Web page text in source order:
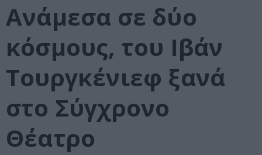
Ανάμεσα σε δύο
κόσμους, του Ιβάν
Τουργκένιεφ ξανά
στο Σύγχρονο
Θέατρο